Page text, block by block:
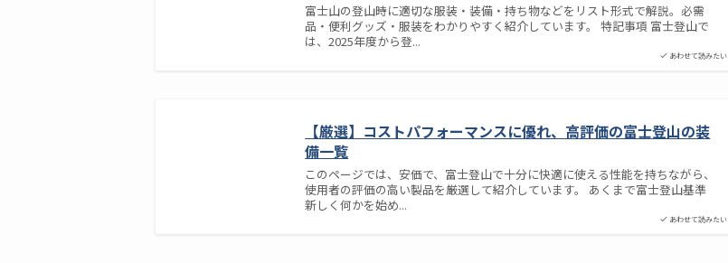
あわせて読みたい
富士山の登山時に適切な服装・装備・持ち物などをリスト形式で解説。必需
品・便利グッズ・服装をわかりやすく紹介しています。 特記事項 富士登山で
は、2025年度から登...
あわせて読みたい
【厳選】コストパフォーマンスに優れ、高評価の富士登山の装
備一覧
このページでは、安価で、富士登山で十分に快適に使える性能を持ちながら、
使用者の評価の高い製品を厳選して紹介しています。 あくまで富士登山基準
新しく何かを始め...